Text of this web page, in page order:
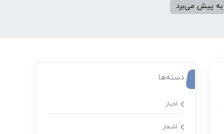
به پیش می‌برد
دسته‌ها
اخبار
اشعار